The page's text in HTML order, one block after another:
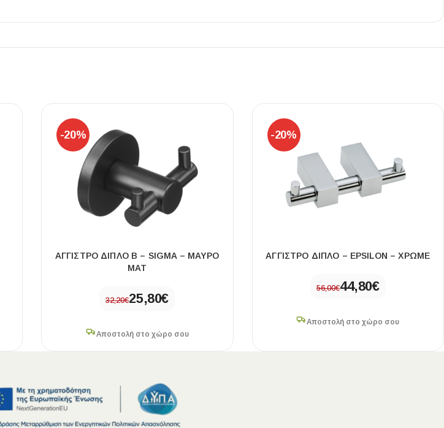
ΔΕΣ ΤΟ
-20%
ΑΓΓΙΣΤΡΟ ΔΙΠΛΟ Β – SIGMA – ΜΑΥΡΟ
ΜΑΤ
32,20€25,80€
Αποστολή στο χώρο σου
-20%
ΑΓΓΙΣΤΡΟ ΔΙΠΛΟ – EPSILON – ΧΡΩΜΕ
56,00€44,80€
Αποστολή στο χώρο σου